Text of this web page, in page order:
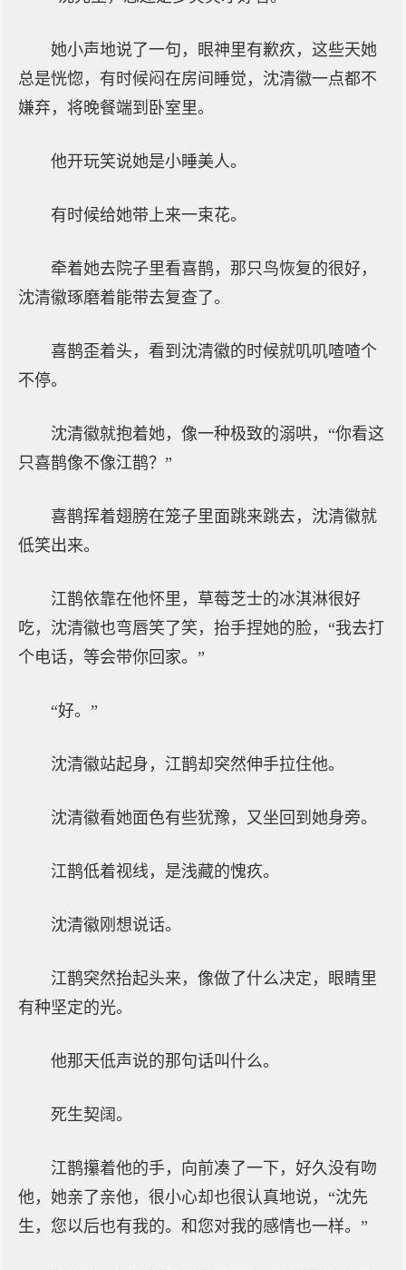
她小声地说了一句，眼神里有歉疚，这些天她
总是恍惚，有时候闷在房间睡觉，沈清徽一点都不
嫌弃，将晚餐端到卧室里。
他开玩笑说她是小睡美人。
有时候给她带上来一束花。
牵着她去院子里看喜鹊，那只鸟恢复的很好，
沈清徽琢磨着能带去复查了。
喜鹊歪着头，看到沈清徽的时候就叽叽喳喳个
不停。
沈清徽就抱着她，像一种极致的溺哄，“你看这
只喜鹊像不像江鹊？”
喜鹊挥着翅膀在笼子里面跳来跳去，沈清徽就
低笑出来。
江鹊依靠在他怀里，草莓芝士的冰淇淋很好
吃，沈清徽也弯唇笑了笑，抬手捏她的脸，“我去打
个电话，等会带你回家。”
“好。”
沈清徽站起身，江鹊却突然伸手拉住他。
沈清徽看她面色有些犹豫，又坐回到她身旁。
江鹊低着视线，是浅藏的愧疚。
沈清徽刚想说话。
江鹊突然抬起头来，像做了什么决定，眼睛里
有种坚定的光。
他那天低声说的那句话叫什么。
死生契阔。
江鹊攥着他的手，向前凑了一下，好久没有吻
他，她亲了亲他，很小心却也很认真地说，“沈先
生，您以后也有我的。和您对我的感情也一样。”